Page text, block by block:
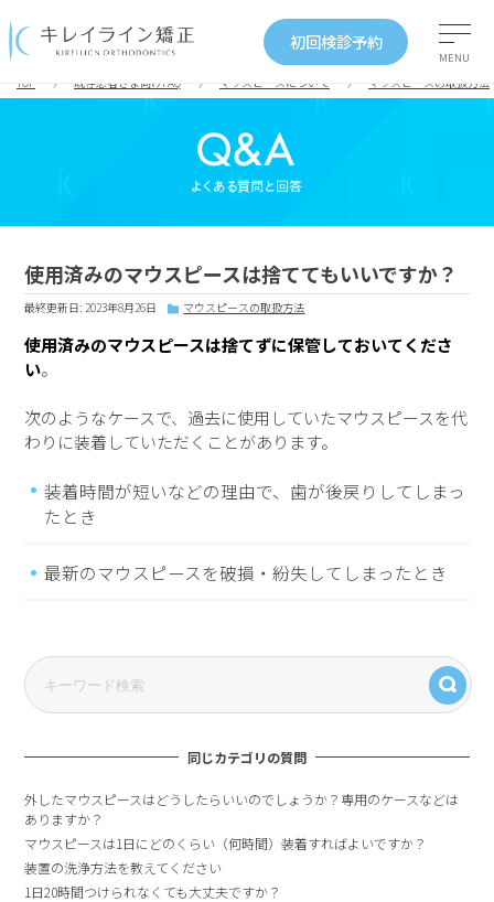
初回検診予約
MENU
TOP 既存患者さま向けFAQ マウスピースについて マウスピースの取扱方法
使用済みのマウスピースは捨ててもいいですか？
最終更新日: 2023年8月26日 マウスピースの取扱方法
使用済みのマウスピースは捨てずに保管しておいてくださ
い。
次のようなケースで、過去に使用していたマウスピースを代
わりに装着していただくことがあります。
装着時間が短いなどの理由で、歯が後戻りしてしまっ
たとき
最新のマウスピースを破損・紛失してしまったとき
同じカテゴリの質問
外したマウスピースはどうしたらいいのでしょうか？専用のケースなどは
ありますか？
マウスピースは1日にどのくらい（何時間）装着すればよいですか？
装置の洗浄方法を教えてください
1日20時間つけられなくても大丈夫ですか？